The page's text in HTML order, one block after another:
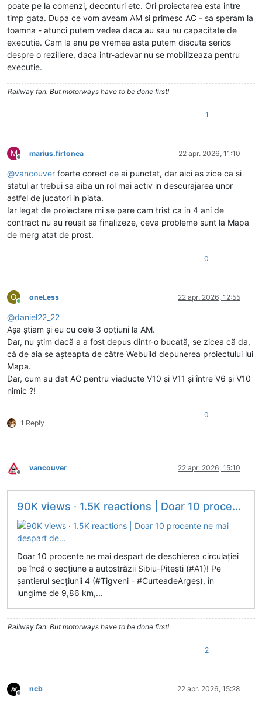
poate pe la comenzi, deconturi etc. Ori proiectarea esta intre
timp gata. Dupa ce vom aveam AM si primesc AC - sa speram la
toamna - atunci putem vedea daca au sau nu capacitate de
executie. Cam la anu pe vremea asta putem discuta serios
despre o reziliere, daca intr-adevar nu se mobilizeaza pentru
executie.
Railway fan. But motorways have to be done first!
1
M
Deconectat
marius.firtonea 22 apr. 2026, 11:10
@vancouver foarte corect ce ai punctat, dar aici as zice ca si
statul ar trebui sa aiba un rol mai activ in descurajarea unor
astfel de jucatori in piata.
Iar legat de proiectare mi se pare cam trist ca in 4 ani de
contract nu au reusit sa finalizeze, ceva probleme sunt la Mapa
de merg atat de prost.
0
O
Conectat
oneLess 22 apr. 2026, 12:55
@daniel22_22
Așa știam și eu cu cele 3 opțiuni la AM.
Dar, nu știm dacă a a fost depus dintr-o bucată, se zicea că da,
că de aia se așteapta de către Webuild depunerea proiectului lui
Mapa.
Dar, cum au dat AC pentru viaducte V10 și V11 și între V6 și V10
nimic ?!
1 Reply
0
Deconectat
vancouver 22 apr. 2026, 15:10
90K views · 1.5K reactions | Doar 10 procente ne mai despart de...
Doar 10 procente ne mai despart de deschierea circulației
pe încă o secțiune a autostrăzii Sibiu-Pitești (#A1)! Pe
șantierul secțiunii 4 (#Tigveni - #CurteadeArgeș), în
lungime de 9,86 km,...
Railway fan. But motorways have to be done first!
2
Deconectat
ncb 22 apr. 2026, 15:28